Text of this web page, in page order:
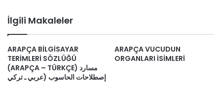
İlgili Makaleler
ARAPÇA BİLGİSAYAR
TERİMLERİ SÖZLÜĞÜ
(ARAPÇA – TÜRKÇE) مسارد
إصطلاحات الحاسوب (عربي ـ تركي
ARAPÇA VUCUDUN
ORGANLARI İSİMLERİ